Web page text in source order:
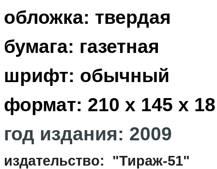
обложка: твердая
бумага: газетная
шрифт: обычный
формат: 210 х 145 х
год издания: 2009
издательство: "Тираж-51"